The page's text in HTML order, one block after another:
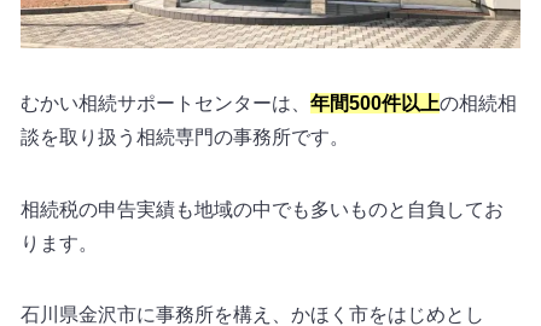
むかい相続サポートセンターは、 年間500件以上の相続相
談を取り扱う相続専門の事務所です。
相続税の申告実績も地域の中でも多いものと自負してお
ります。
石川県金沢市に事務所を構え、かほく市をはじめとし